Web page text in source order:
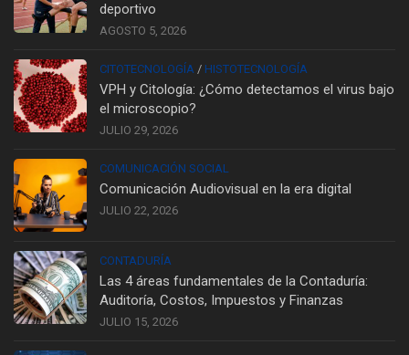
deportivo
AGOSTO 5, 2026
CITOTECNOLOGÍA / HISTOTECNOLOGÍA
VPH y Citología: ¿Cómo detectamos el virus bajo
el microscopio?
JULIO 29, 2026
COMUNICACIÓN SOCIAL
Comunicación Audiovisual en la era digital
JULIO 22, 2026
CONTADURÍA
Las 4 áreas fundamentales de la Contaduría:
Auditoría, Costos, Impuestos y Finanzas
JULIO 15, 2026